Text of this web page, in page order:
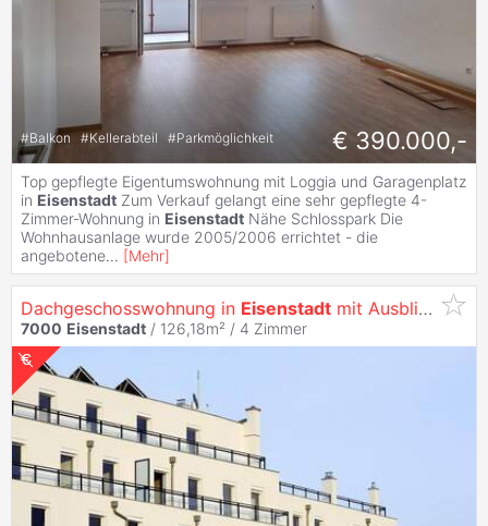
#Balkon #Kellerabteil #Parkmöglichkeit € 390.000,-
Top gepflegte Eigentumswohnung mit Loggia und Garagenplatz
in Eisenstadt Zum Verkauf gelangt eine sehr gepflegte 4-
Zimmer-Wohnung in Eisenstadt Nähe Schlosspark Die
Wohnhausanlage wurde 2005/2006 errichtet - die
angebotene... [Mehr]
Dachgeschosswohnung in Eisenstadt mit Ausblick
7000 Eisenstadt / 126,18m² / 4 Zimmer